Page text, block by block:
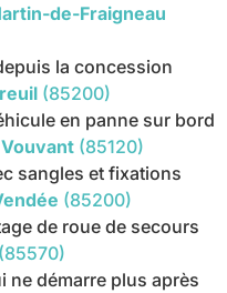
de-Fraigneau
la concession
(85200)
en panne sur bord
Vouvant (85120)
sangles et fixations
(85200)
de roue de secours
(85570)
ne démarre plus après